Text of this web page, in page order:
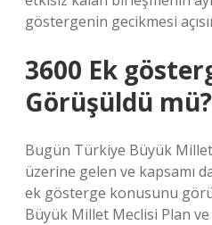
göstergenin gecikmesi
3600 Ek
Görüşüldü mü?
Bugün Türkiye Büyük Millet
üzerine gelen ve kapsamı
ek gösterge konusunu
Büyük Millet Meclisi Plan